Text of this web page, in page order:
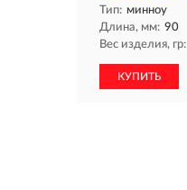
Тип: минноу
Длина, мм: 90
Вес изделия, гр:
КУПИТЬ